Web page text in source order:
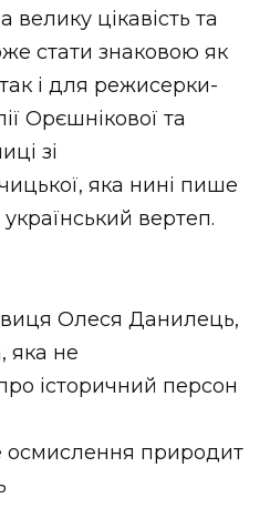
УКРАЇНИ
цікавість та
стати знаковою як
і для режисерки-
Орєшнікової та
зі
яка нині пише
вертеп.
Олеся Данилець,
яка не
історичний персон
осмислення природит